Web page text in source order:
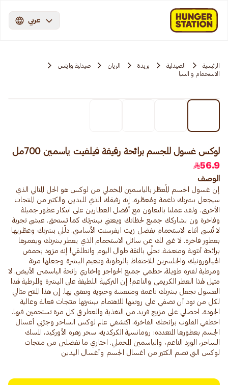
عربي
الرئيسية الصيدلية بريدة الريان
صيدلية وايتس
الاستحمام و السبا
لوكس غسول للجسم برائحة رقيقة فيلفيت ياسمين 700مل
56.9
الوصف
إن غسول الجسم المُعطّر بالياسمين المخملي من لوكس هو الحل المثالي الذي
سيجعل بشرتك ناعمة ومُعطّرة. إنه رفيقك الذي لليدين والكثير من المنتجات
الأخرى. ولقد عملنا بالتعاون مع أفضل العطارين على ابتكار عطور جميلة
وفاخرة ون يشاركك جميع لحظاتك ويعتني ببشرتك كما تستحق. عيشي تجربة
لا تُنسى أثناء الاستحمام بفضل زيت ايفرسنت الأساسي. دلّلي بشرتك وعطّريها
بعطور فاخرة. لا غنى لك عن سائل الاستحمام الذي يعطر بشرتك ويغمرها
برائحة أنثوية ومنعشة. تحلّي بالثقة طوال اليوم وانطلقي! إنه مزود بحمض
الهيالورونيك والجلسرين للاحتفاظ بالرطوبة وتنعيم البشرة وجعلها مرنة
ومرطبة لفترة طويلة. حطمي جميع الحواجز واختاري رائحة الياسمين الأبيض. لا
مثيل لهذا العطر الكريمي والناعم! إن التركيبة اللطيفة على البشرة والمرطبة لهذا
الغسول تجعل بشرتك ناعمة ومنتعشة وحيوية وتعتني بها. إن هذا المنتج مثالي
لكل من تود أن تضفي على روتينها للاهتمام ببشرتها منتجات فعالة وعالية
الجودة. احصلي على مزيج فريد من التغذية والعطر في كل مرة تستحمين فيها.
اخطفي القلوب برائحتك الفاخرة. اكتشفي عالم لوكس الساحر وجرّبي أغسال
الجسم بعطورها المتعددة: رومانسية الكركديه، سحر زهرة الأوركيد، المسك
الساحر، الورد الناعم، والياسمين المخملي. اختاري ما تفضلين من منتجات
لوكس التي تضم الكثير من أغسال الجسم وأغسال اليدين